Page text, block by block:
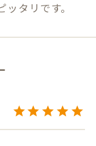
タリです。